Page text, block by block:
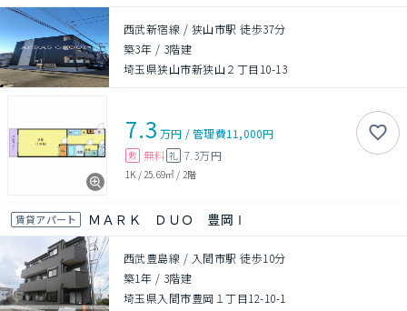
西武新宿線 / 狭山市駅 徒歩37分
築3年 / 3階建
埼玉県狭山市新狭山２丁目10-13
7.3 万円 /管理費11,000円
敷 無料 礼 7.3万円
1K / 25.69㎡ / 2階
賃貸アパート ＭＡＲＫ ＤＵＯ 豊岡Ⅰ
西武豊島線 / 入間市駅 徒歩10分
築1年 / 3階建
埼玉県入間市豊岡１丁目12-10-1